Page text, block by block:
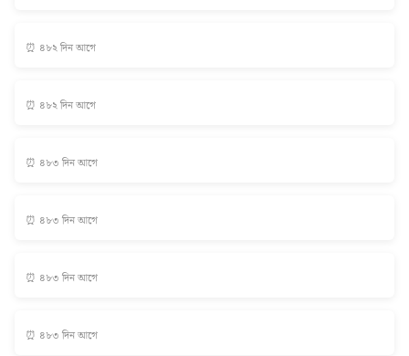
⏰ ৪৮২ দিন আগে
⏰ ৪৮২ দিন আগে
⏰ ৪৮৩ দিন আগে
⏰ ৪৮৩ দিন আগে
⏰ ৪৮৩ দিন আগে
⏰ ৪৮৩ দিন আগে